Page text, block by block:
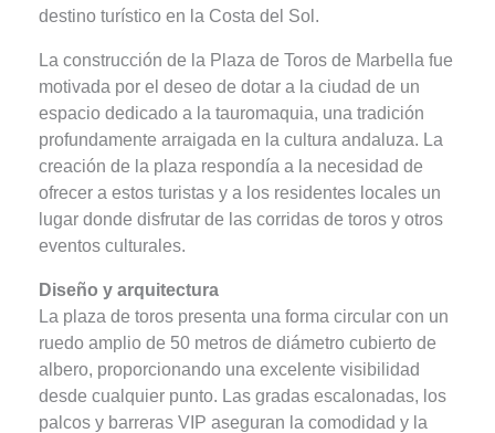
destino turístico en la Costa del Sol.
La construcción de la Plaza de Toros de Marbella fue
motivada por el deseo de dotar a la ciudad de un
espacio dedicado a la tauromaquia, una tradición
profundamente arraigada en la cultura andaluza. La
creación de la plaza respondía a la necesidad de
ofrecer a estos turistas y a los residentes locales un
lugar donde disfrutar de las corridas de toros y otros
eventos culturales.
Diseño y arquitectura
La plaza de toros presenta una forma circular con un
ruedo amplio de 50 metros de diámetro cubierto de
albero, proporcionando una excelente visibilidad
desde cualquier punto. Las gradas escalonadas, los
palcos y barreras VIP aseguran la comodidad y la